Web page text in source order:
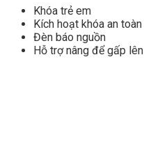
Khóa trẻ em
Kích hoạt khóa an toàn
Đèn báo nguồn
Hỗ trợ nâng để gấp lên